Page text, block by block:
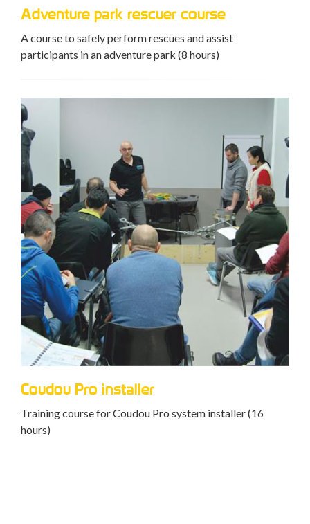
Adventure park rescuer course
A course to safely perform rescues and assist
participants in an adventure park (8 hours)
Coudou Pro installer
Training course for Coudou Pro system installer (16
hours)